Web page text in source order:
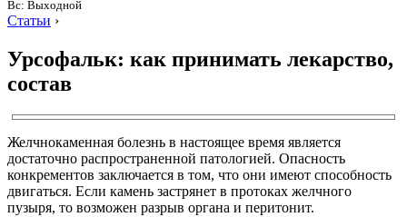
Вс: Выходной
Статьи ›
Урсофальк: как принимать лекарство,
состав
Желчнокаменная болезнь в настоящее время является
достаточно распространенной патологией. Опасность
конкрементов заключается в том, что они имеют способность
двигаться. Если камень застрянет в протоках желчного
пузыря, то возможен разрыв органа и перитонит.